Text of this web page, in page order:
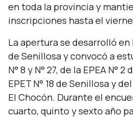
en toda la provincia y
inscripciones hasta el
La apertura se desarrolló
de Senillosa y convocó a
N° 8 y N° 27, de la EPEA N°
EPET N° 18 de Senillosa y
El Chocón. Durante el
cuarto, quinto y sexto año